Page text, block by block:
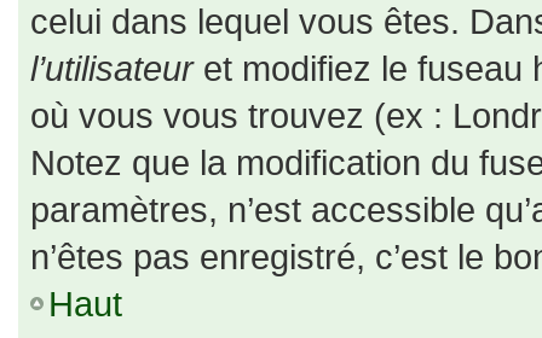
celui dans lequel vous êtes.
l’utilisateuret modifiez le fuseau
où vous vous trouvez (ex :
Notez que la modification du
paramètres, n’est accessible
n’êtes pas enregistré, c’est le
Haut